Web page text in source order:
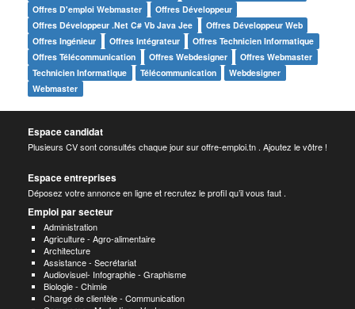
Offres D'emploi Webmaster
Offres Développeur
Offres Développeur .net C# Vb Java Jee
Offres Développeur Web
Offres Ingénieur
Offres Intégrateur
Offres Technicien Informatique
Offres Télécommunication
Offres Webdesigner
Offres Webmaster
Technicien Informatique
Télécommunication
Webdesigner
Webmaster
Espace candidat
Plusieurs CV sont consultés chaque jour sur offre-emploi.tn . Ajoutez le vôtre !
Espace entreprises
Déposez votre annonce en ligne et recrutez le profil qu’il vous faut .
Emploi par secteur
Administration
Agriculture - Agro-alimentaire
Architecture
Assistance - Secrétariat
Audiovisuel- Infographie - Graphisme
Biologie - Chimie
Chargé de clientèle - Communication